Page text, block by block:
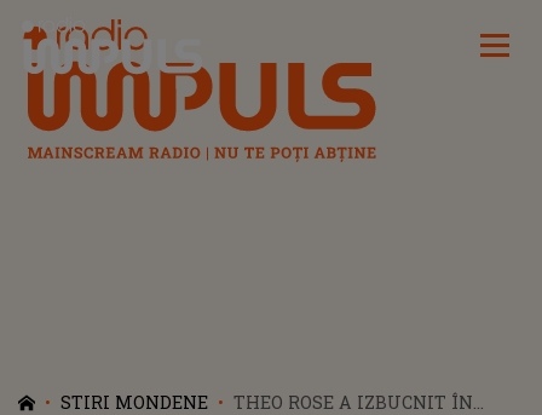
Radio Impuls
STIRI MONDENE
THEO ROSE A IZBUCNIT ÎN